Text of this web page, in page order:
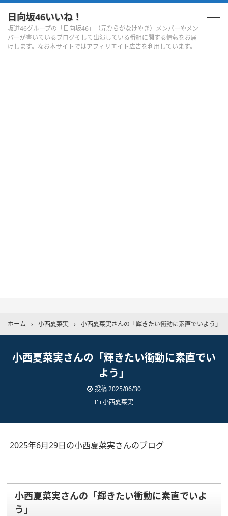
日向坂46いいね！
坂道46グループの「日向坂46」（元ひらがなけやき）メンバーやメン
バーが書いているブログそして出演している番組に関する情報をお届
けします。なお本サイトではアフィリエイト広告を利用しています。
ホーム › 小西夏菜実 › 小西夏菜実さんの「輝きたい衝動に素直でいよう」
小西夏菜実さんの「輝きたい衝動に素直でい
よう」
投稿2025/06/30
小西夏菜実
2025年6月29日の小西夏菜実さんのブログ
小西夏菜実さんの「輝きたい衝動に素直でいよ
う」